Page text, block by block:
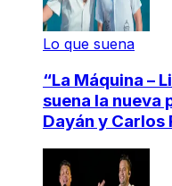
Lo que suena
“La Máquina –
suena la nueva
Dayán y Carlos